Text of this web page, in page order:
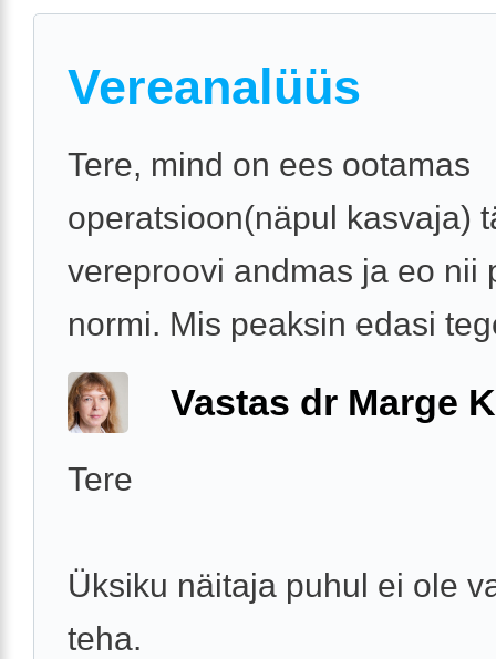
Vereanalüüs
Tere, mind on ees ootamas
operatsioon(näpul kasvaja)
vereproovi andmas ja eo nii
normi. Mis peaksin edasi
Vastas dr Marge
Tere
Üksiku näitaja puhul ei ole
teha.